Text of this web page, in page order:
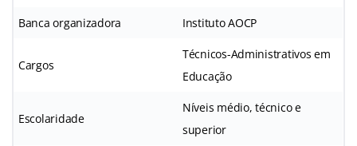
Banca organizadora Instituto AOCP
Cargos
Técnicos-Administrativos em
Educação
Escolaridade
Níveis médio, técnico e
superior